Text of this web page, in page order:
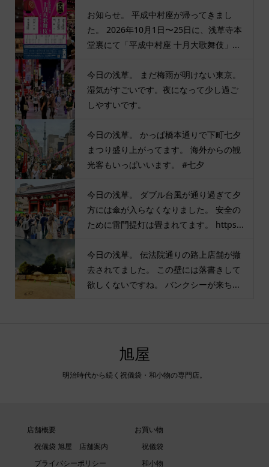
お知らせ。 平成中村座が帰ってきまし
た。 2026年10月1日〜25日に、浅草寺本
堂裏にて「平成中村座 十月大歌舞伎」...
今日の浅草。 まだ梅雨が明けない東京。
湿気がすごいです。夜になって少し過ご
しやすいです。
今日の浅草。 かっぱ橋本通りで下町七夕
まつり盛り上がってます。 海外からの観
光客もいっぱいいます。 #七夕
今日の浅草。 ダブル台風が通り過ぎて夕
方には傘が入らなくなりました。 安全の
ために雷門提灯は畳まれてます。 https...
今日の浅草。 伝法院通りの路上店舗が撤
去されてました。 この壁には落書きして
欲しくないですね。 バンクシーが来ち...
旭屋
明治時代から続く祝儀袋・和小物の専門店。
店舗概要
祝儀袋 旭屋 店舗案内
プライバシーポリシー
お買い物
祝儀袋
和小物